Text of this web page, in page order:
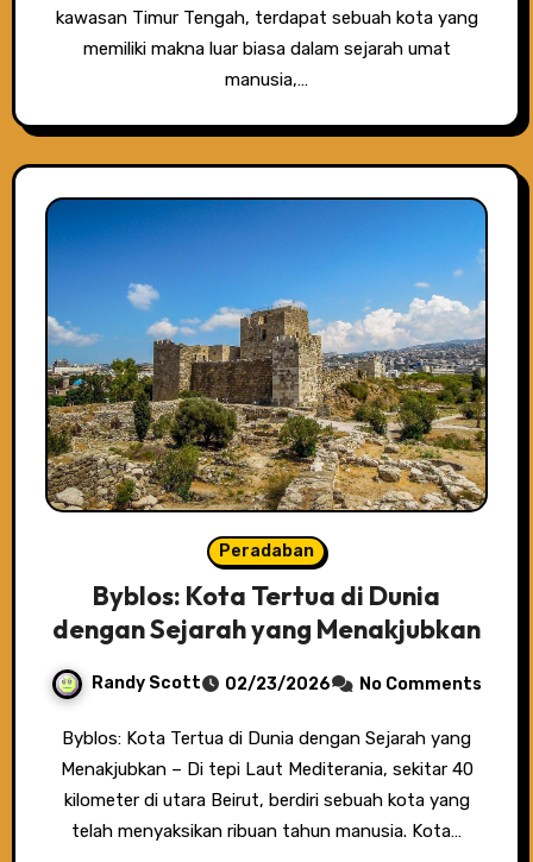
kawasan Timur Tengah, terdapat sebuah kota yang
memiliki makna luar biasa dalam sejarah umat
manusia,…
Peradaban
Byblos: Kota Tertua di Dunia
dengan Sejarah yang Menakjubkan
Randy Scott 02/23/2026 No Comments
Byblos: Kota Tertua di Dunia dengan Sejarah yang
Menakjubkan – Di tepi Laut Mediterania, sekitar 40
kilometer di utara Beirut, berdiri sebuah kota yang
telah menyaksikan ribuan tahun manusia. Kota…